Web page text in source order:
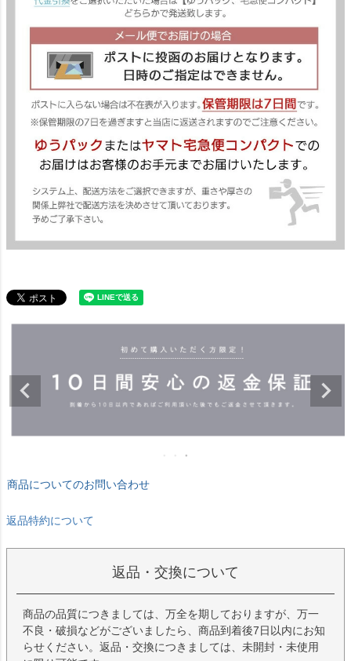
商品についてのお問い合わせ
商品の品質につきましては、万全を期しておりますが、万一
に限り可能です。